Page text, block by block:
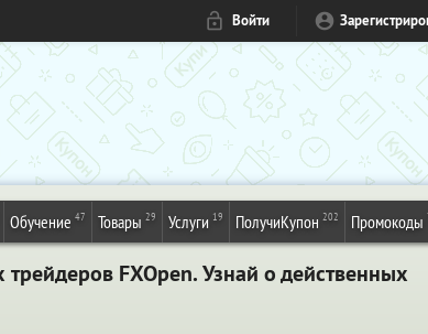
Войти
Обучение 47 Товары 29 Услуги 19 ПолучиКупон 202 Промокоды
FXOpen. Узнай о действенных